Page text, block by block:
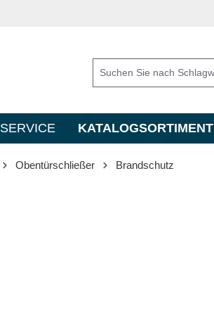
SERVICE KATALOGSORTIMENT
Obentürschließer Brandschutz